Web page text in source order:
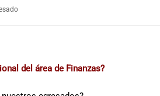
del área de Finanzas?